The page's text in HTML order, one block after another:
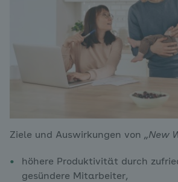
Ziele und Auswirkungen von „New
höhere Produktivität durch
gesündere Mitarbeiter,